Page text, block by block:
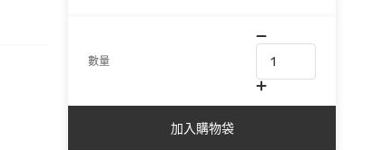
數量
加入購物袋